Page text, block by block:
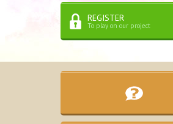
REGISTER
To play on our project